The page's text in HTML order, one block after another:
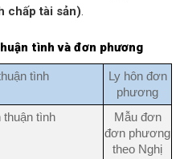
chấp tài sản).
tình và đơn phương
tình
Ly hôn đơn
phương
thuận tình
Mẫu đơn
đơn phương
theo Nghị